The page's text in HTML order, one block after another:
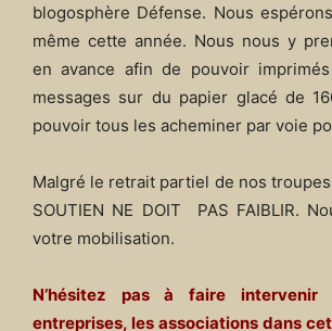
blogosphère Défense. Nous
même cette année. Nous nous y
en avance afin de pouvoir
messages sur du papier glacé de
pouvoir tous les acheminer par voie
Malgré le retrait partiel de nos troupes
SOUTIEN NE DOIT PAS FAIBLIR.
votre mobilisation.
N’hésitez pas à faire
entreprises, les associations dans